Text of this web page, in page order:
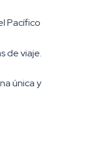
Pacífico
de viaje.
única y